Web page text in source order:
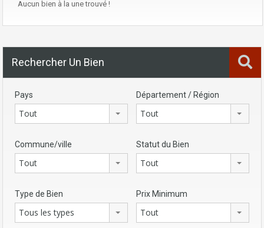
Aucun bien à la une trouvé !
Rechercher Un Bien
Pays
Tout
Département / Région
Tout
Commune/ville
Tout
Statut du Bien
Tout
Type de Bien
Tous les types
Prix Minimum
Tout